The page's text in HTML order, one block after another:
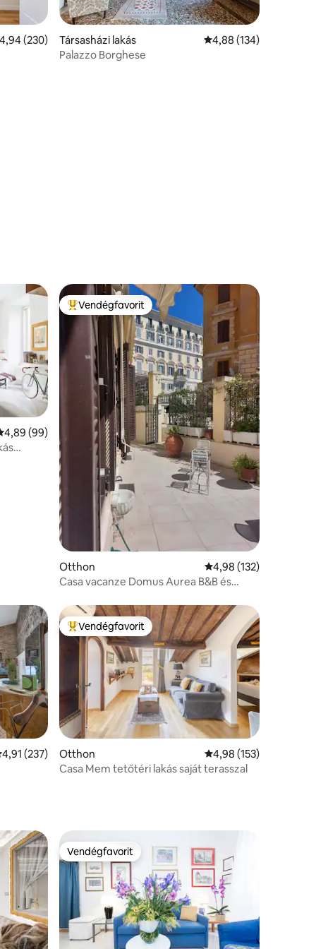
értékelés: 5/4,94, 230 vélemény
4,94 (230)
Társasházi lakás Átlagos értékelés: 5/
4,88 (134)
Palazzo Borghese
értékelés: 5/4,89, 99 vélemény
4,89 (99)
Kiemelt vendégfavorit
Vendégfavorit
Otthon Átlagos értékelés: 5/
4,98 (132)
Casa vacanze Domus Aurea B&B és
értékelés: 5/4,91, 237 vélemény
4,91 (237)
Kiemelt vendégfavorit
Vendégfavorit
Otthon Átlagos értékelés: 5/
4,98 (153)
Casa Mem tetőtéri lakás saját terasszal
Vendégfavorit
Vendégfavorit